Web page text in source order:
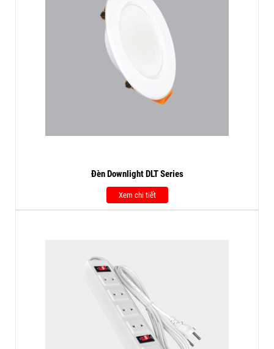
Đèn Downlight DLT Series
Xem chi tiết